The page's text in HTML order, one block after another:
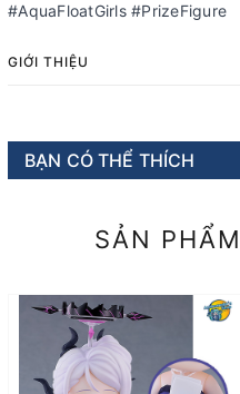
#AquaFloatGirls #PrizeFigure
GIỚI THIỆU
BẠN CÓ THỂ THÍCH
SẢN